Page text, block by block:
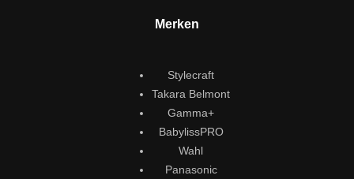
Merken
Stylecraft
Takara Belmont
Gamma+
BabylissPRO
Wahl
Panasonic